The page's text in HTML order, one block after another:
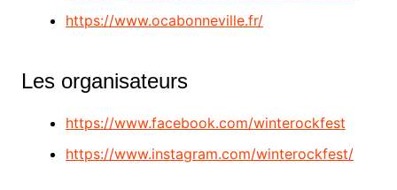
https://www.ocabonneville.fr/
Les organisateurs
https://www.facebook.com/winterockfest
https://www.instagram.com/winterockfest/